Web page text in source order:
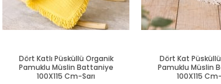
Dört Katlı Püsküllü Organik
Pamuklu Müslin Battaniye
100X115 Cm-Sarı
Dört Kat
Pamuklu Müslin
100X115